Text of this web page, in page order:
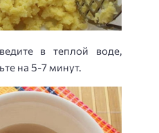
в теплой воде,
на 5-7 минут.